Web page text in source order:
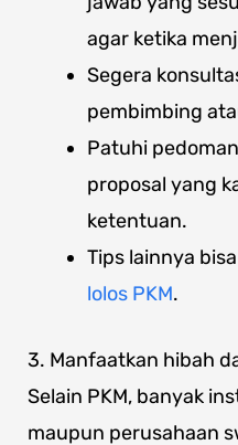
agar ketika
Segera
pembimbing
Patuhi
proposal yang
ketentuan.
Tips lainnya
lolos PKM.
3. Manfaatkan hibah
Selain PKM, banyak
maupun perusahaan